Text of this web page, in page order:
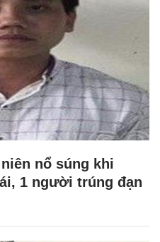
nổ súng khi
1 người trúng đạn